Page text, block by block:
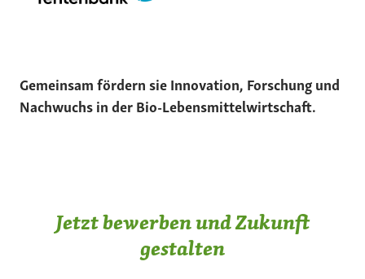
Gemeinsam fördern sie Innovation, Forschung und
Nachwuchs in der Bio-Lebensmittelwirtschaft.
Jetzt bewerben und Zukunft
gestalten